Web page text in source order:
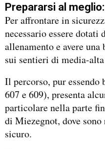
Prepararsi al
Per affrontare in
necessario essere
allenamento e avere una
sui sentieri di media-
Il percorso, pur essendo
607 e 609), presenta
particolare nella parte
di Miezegnot, dove
sicuro.